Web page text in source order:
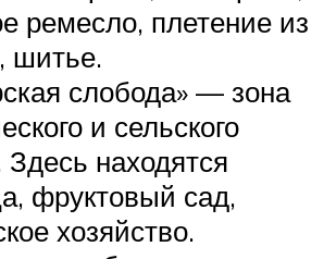
ремесло, плетение из
шитье.
слобода» — зона
и сельского
Здесь находятся
фруктовый сад,
хозяйство.